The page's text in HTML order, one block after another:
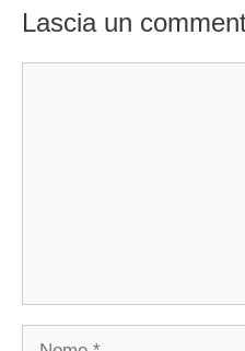
Lascia un